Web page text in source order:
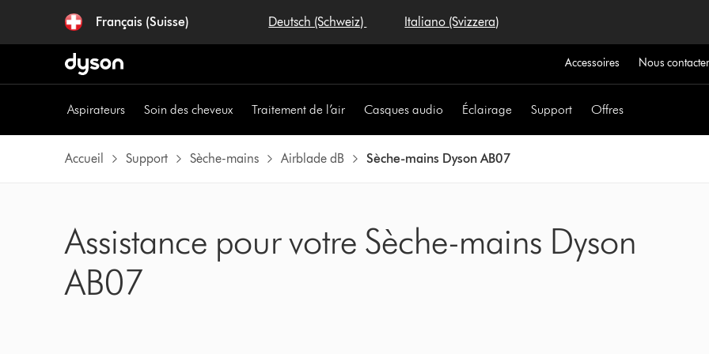
pages
Français (Suisse) Deutsch (Schweiz) Italiano (Svizzera)
Accessoires Nous contacter
Aspirateurs Soin des cheveux Traitement de l’air Casques audio Éclairage Support Offres
Accueil Support Sèche-mains Airblade dB Sèche-mains Dyson AB07
Assistance pour votre Sèche-mains Dyson
AB07